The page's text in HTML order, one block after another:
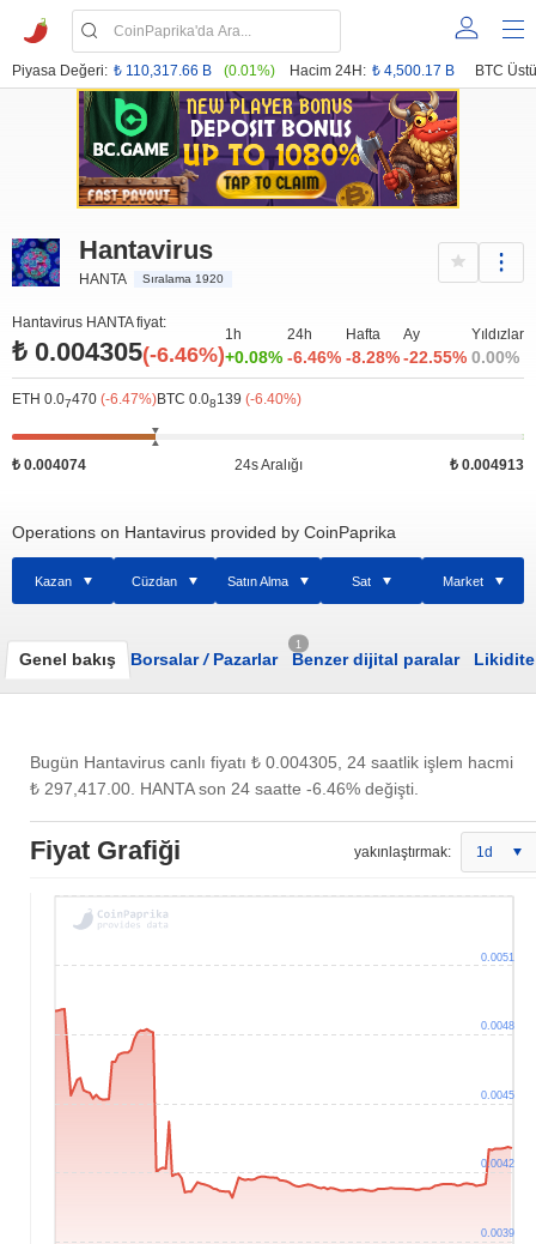
Piyasa Değeri: ₺ 110,317.66 B (0.01%) Hacim 24H: ₺ 4,500.17 B BTC
Hantavirus
HANTA Sıralama 1920
Hantavirus HANTA fiyat:
₺ 0.004305(-6.46%)
1h
+0.08%
24h
-6.46%
Hafta
-8.28%
Ay
-22.55%
Yıldızlar
0.00%
ETH 0.07470 (-6.47%)BTC 0.08139 (-6.40%)
₺ 0.004074 24s Aralığı ₺ 0.004913
Operations on Hantavirus provided by CoinPaprika
Kazan Cüzdan Satın Alma Sat Market
Genel bakış Borsalar/Pazarlar
1
Benzer dijital paralar Likidite
Bugün Hantavirus canlı fiyatı ₺ 0.004305 , 24 saatlik işlem hacmi
₺ 297,417.00 . HANTA son 24 saatte -6.46% değişti.
Fiyat Grafiği yakınlaştırmak: 1d
0.0039
0.0042
0.0045
0.0048
0.0051